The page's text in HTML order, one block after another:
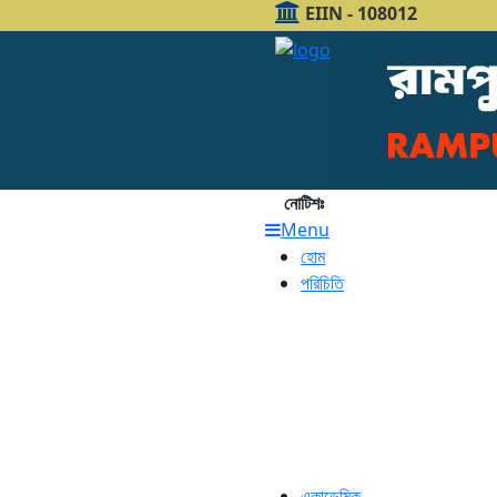
EIIN - 108012
নোটিশঃ
Menu
হোম
পরিচিতি